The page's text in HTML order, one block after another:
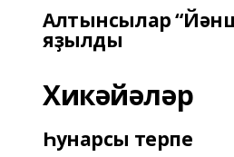
Алтынсылар
яҙылды
Хикәйәләр
Һунарсы терпе